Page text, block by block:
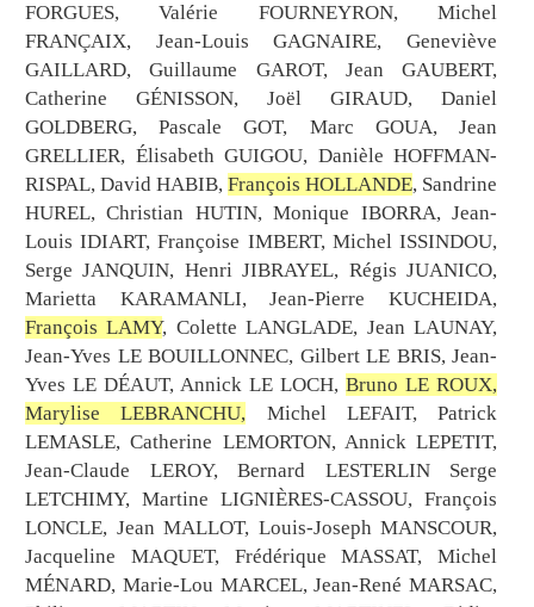
FORGUES, Valérie FOURNEYRON, Michel
FRANÇAIX, Jean-Louis GAGNAIRE, Geneviève
GAILLARD, Guillaume GAROT, Jean GAUBERT,
Catherine GÉNISSON, Joël GIRAUD, Daniel
GOLDBERG, Pascale GOT, Marc GOUA, Jean
GRELLIER, Élisabeth GUIGOU, Danièle HOFFMAN-
RISPAL, David HABIB, François HOLLANDE, Sandrine
HUREL, Christian HUTIN, Monique IBORRA, Jean-
Louis IDIART, Françoise IMBERT, Michel ISSINDOU,
Serge JANQUIN, Henri JIBRAYEL, Régis JUANICO,
Marietta KARAMANLI, Jean-Pierre KUCHEIDA,
François LAMY, Colette LANGLADE, Jean LAUNAY,
Jean-Yves LE BOUILLONNEC, Gilbert LE BRIS, Jean-
Yves LE DÉAUT, Annick LE LOCH, Bruno LE ROUX,
Marylise LEBRANCHU, Michel LEFAIT, Patrick
LEMASLE, Catherine LEMORTON, Annick LEPETIT,
Jean-Claude LEROY, Bernard LESTERLIN Serge
LETCHIMY, Martine LIGNIÈRES-CASSOU, François
LONCLE, Jean MALLOT, Louis-Joseph MANSCOUR,
Jacqueline MAQUET, Frédérique MASSAT, Michel
MÉNARD, Marie-Lou MARCEL, Jean-René MARSAC,